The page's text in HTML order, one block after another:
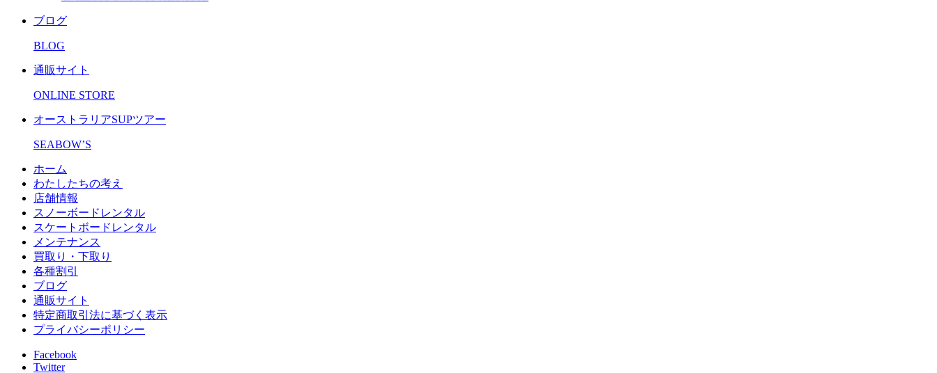
ブログ
BLOG
通販サイト
ONLINE STORE
オーストラリアSUPツアー
SEABOW’S
ホーム
わたしたちの考え
店舗情報
スノーボードレンタル
スケートボードレンタル
メンテナンス
買取り・下取り
各種割引
ブログ
通販サイト
特定商取引法に基づく表示
プライバシーポリシー
Facebook
Twitter